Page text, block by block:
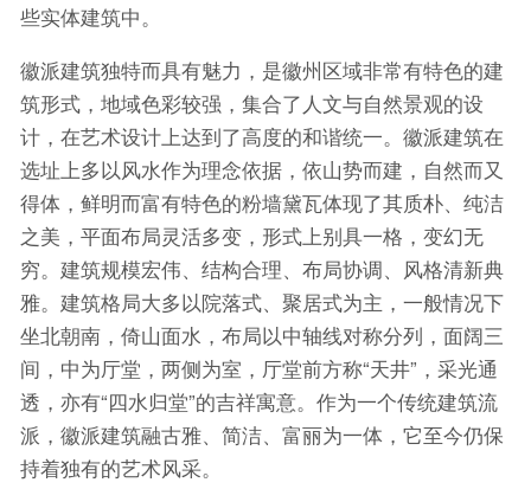
些实体建筑中。
徽派建筑独特而具有魅力，是徽州区域非常有特色的建
筑形式，地域色彩较强，集合了人文与自然景观的设
计，在艺术设计上达到了高度的和谐统一。徽派建筑在
选址上多以风水作为理念依据，依山势而建，自然而又
得体，鲜明而富有特色的粉墙黛瓦体现了其质朴、纯洁
之美，平面布局灵活多变，形式上别具一格，变幻无
穷。建筑规模宏伟、结构合理、布局协调、风格清新典
雅。建筑格局大多以院落式、聚居式为主，一般情况下
坐北朝南，倚山面水，布局以中轴线对称分列，面阔三
间，中为厅堂，两侧为室，厅堂前方称“天井”，采光通
透，亦有“四水归堂”的吉祥寓意。作为一个传统建筑流
派，徽派建筑融古雅、简洁、富丽为一体，它至今仍保
持着独有的艺术风采。